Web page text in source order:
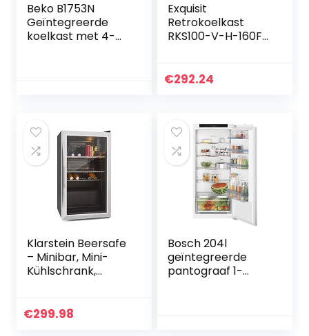
Beko B1753N
Geïntegreerde
koelkast met 4-
Exquisit
Retrokoelkast
RKS100-V-H-160F
volume, matzwart,
vrijstaand
€292.24
Klarstein Beersafe
– Minibar, Mini-
Kühlschrank,
Edelstahl,
€299.98
Bosch 204l
geïntegreerde
pantograaf 1-